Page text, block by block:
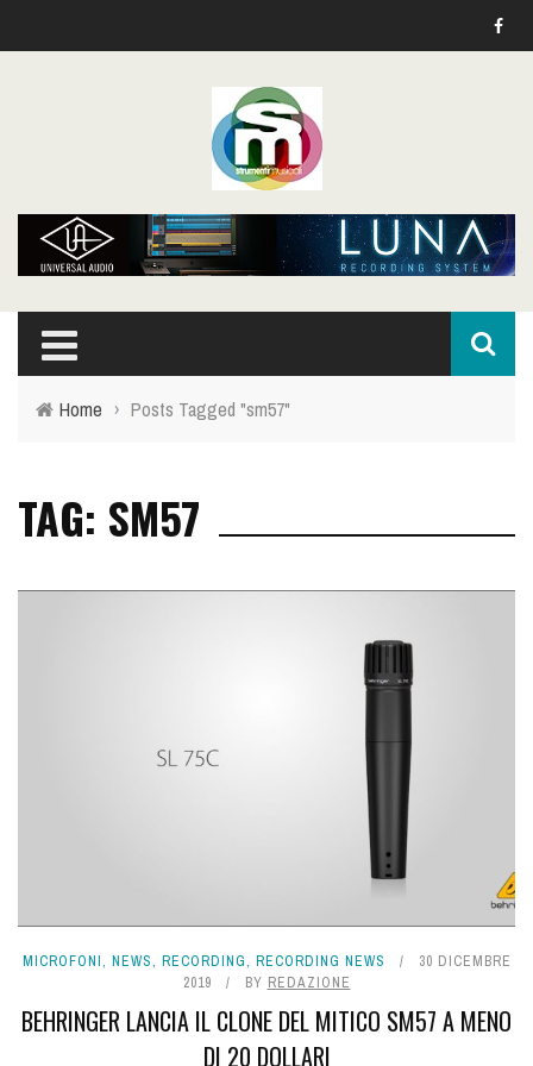
Home › Posts Tagged "sm57"
TAG: SM57
MICROFONI, NEWS, RECORDING, RECORDING NEWS
30 DICEMBRE
2019
BY REDAZIONE
BEHRINGER LANCIA IL CLONE DEL MITICO SM57 A MENO
DI 20 DOLLARI